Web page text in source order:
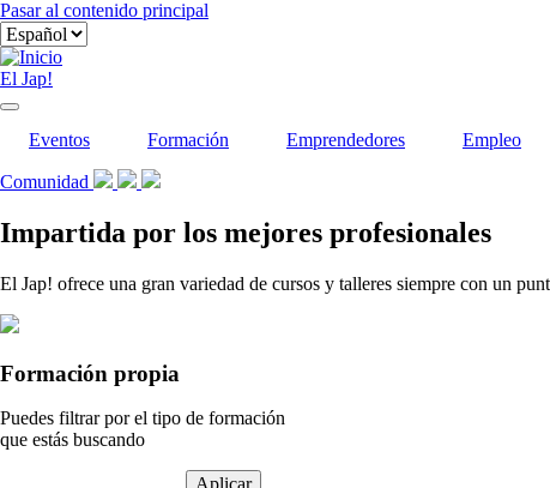
Pasar al contenido principal
El Jap!
Eventos Formación Emprendedores Empleo
Comunidad
Impartida por los mejores profesionales
El Jap! ofrece una gran variedad de cursos y talleres siempre con un
Formación propia
Puedes filtrar por el tipo de formación
que estás buscando